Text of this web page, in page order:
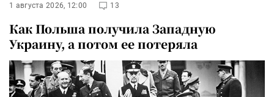
1 августа 2026, 12:00 13
Как Польша получила Западную
Украину, а потом ее потеряла